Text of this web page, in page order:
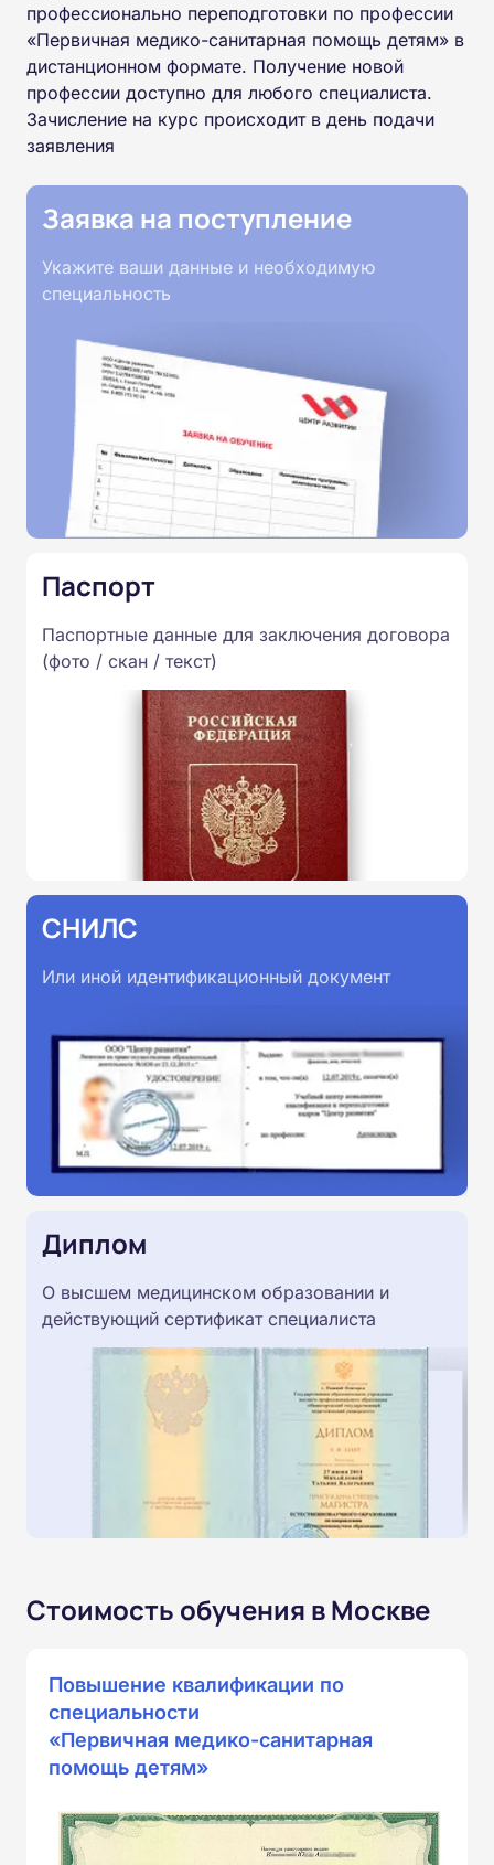
профессионально переподготовки по профессии
«Первичная медико-санитарная помощь детям» в
дистанционном формате. Получение новой
профессии доступно для любого специалиста.
Зачисление на курс происходит в день подачи
заявления
Заявка на поступление
Укажите ваши данные и необходимую
специальность
Паспорт
Паспортные данные для заключения договора
(фото / скан / текст)
СНИЛС
Или иной идентификационный документ
Диплом
О высшем медицинском образовании и
действующий сертификат специалиста
Стоимость обучения в Москве
Повышение квалификации по
специальности
«Первичная медико-санитарная
помощь детям»